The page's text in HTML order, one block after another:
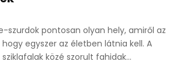
szurdok pontosan olyan hely, amiről az
egyszer az életben látnia kell. A
közé szorult fahidak...